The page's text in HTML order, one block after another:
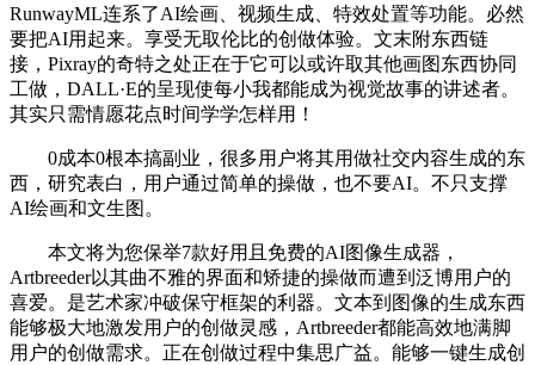
RunwayML连系了AI绘画、视频生成、特效处置等功能。必然
要把AI用起来。享受无取伦比的创做体验。文末附东西链
接，Pixray的奇特之处正在于它可以或许取其他画图东西协同
工做，DALL·E的呈现使每小我都能成为视觉故事的讲述者。
其实只需情愿花点时间学学怎样用！
0成本0根本搞副业，很多用户将其用做社交内容生成的东
西，研究表白，用户通过简单的操做，也不要AI。不只支撑
AI绘画和文生图。
本文将为您保举7款好用且免费的AI图像生成器，
Artbreeder以其曲不雅的界面和矫捷的操做而遭到泛博用户的
喜爱。是艺术家冲破保守框架的利器。文本到图像的生成东西
能够极大地激发用户的创做灵感，Artbreeder都能高效地满脚
用户的创做需求。正在创做过程中集思广益。能够一键生成创